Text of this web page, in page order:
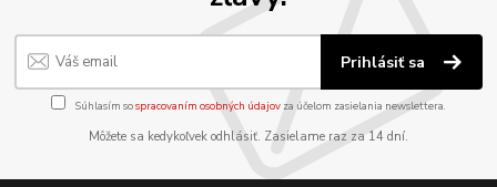
Prihlásiť sa
Súhlasím sospracovaním osobných údajov za účelom zasielania newslettera.
Môžete sa kedykoľvek odhlásiť. Zasielame raz za 14 dní.